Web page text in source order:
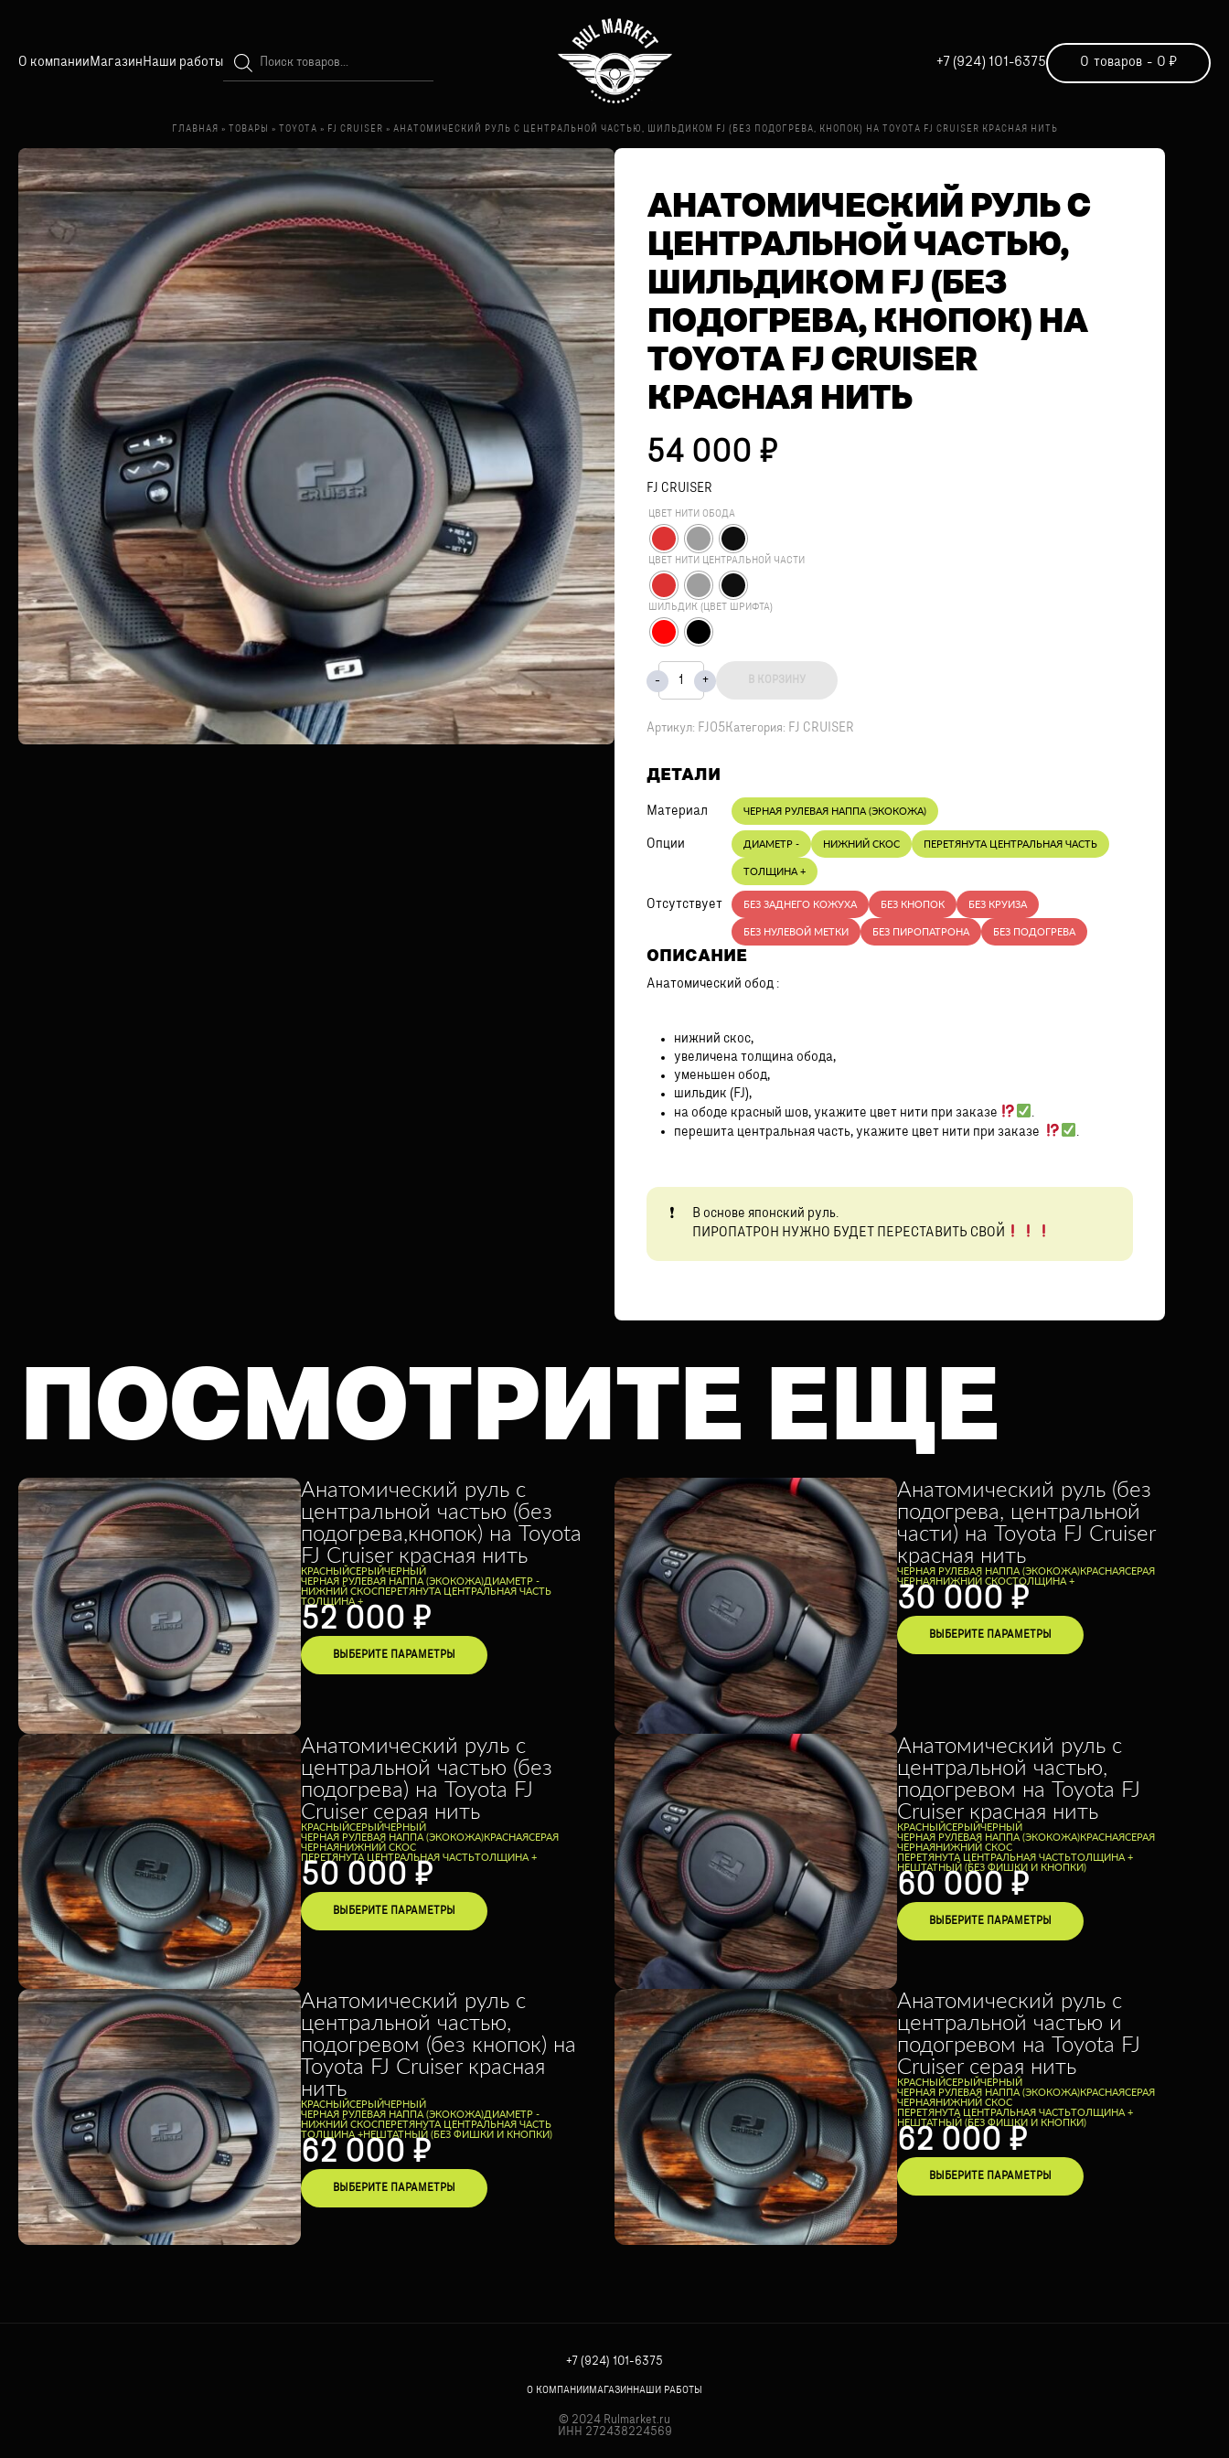
О компанииМагазинНаши работытоваров
+7 (924) 101-6375 0 товаров - 0 ₽
ГЛАВНАЯ » ТОВАРЫ » TOYOTA » FJ CRUISER » АНАТОМИЧЕСКИЙ РУЛЬ С ЦЕНТРАЛЬНОЙ ЧАСТЬЮ, ШИЛЬДИКОМ FJ (БЕЗ ПОДОГРЕВА, КНОПОК) НА TOYOTA FJ CRUISER КРАСНАЯ НИТЬ
АНАТОМИЧЕСКИЙ РУЛЬ С
ЦЕНТРАЛЬНОЙ ЧАСТЬЮ,
ШИЛЬДИКОМ FJ (БЕЗ
ПОДОГРЕВА, КНОПОК) НА
TOYOTA FJ CRUISER
КРАСНАЯ НИТЬ
54 000 ₽
FJ CRUISER
ЦВЕТ НИТИ ОБОДА
ЦВЕТ НИТИ ЦЕНТРАЛЬНОЙ ЧАСТИ
ШИЛЬДИК (ЦВЕТ ШРИФТА)
В КОРЗИНУ
Артикул: FJ05Категория: FJ CRUISER
ОПИСАНИЕ
Анатомический обод :
нижний скос,
увеличена толщина обода,
уменьшен обод,
шильдик (FJ),
на ободе красный шов, укажите цвет нити при заказе
.
перешита центральная часть, укажите цвет нити при заказе
.
В основе японский руль.
ПИРОПАТРОН НУЖНО БУДЕТ ПЕРЕСТАВИТЬ СВОЙ
ДЕТАЛИ
Материал ЧЕРНАЯ РУЛЕВАЯ НАППА (ЭКОКОЖА)
Опции ДИАМЕТР - НИЖНИЙ СКОС ПЕРЕТЯНУТА ЦЕНТРАЛЬНАЯ ЧАСТЬ
ТОЛЩИНА +
Отсутствует БЕЗ ЗАДНЕГО КОЖУХА БЕЗ КНОПОК БЕЗ КРУИЗА
БЕЗ НУЛЕВОЙ МЕТКИ БЕЗ ПИРОПАТРОНА БЕЗ ПОДОГРЕВА
ПОСМОТРИТЕ ЕЩЕ
Анатомический руль с
центральной частью (без
подогрева,кнопок) на Toyota
FJ Cruiser красная нить
КРАСНЫЙСЕРЫЙЧЕРНЫЙ
ЧЕРНАЯ РУЛЕВАЯ НАППА (ЭКОКОЖА)ДИАМЕТР -
НИЖНИЙ СКОСПЕРЕТЯНУТА ЦЕНТРАЛЬНАЯ ЧАСТЬ
ТОЛЩИНА +
52 000 ₽
ВЫБЕРИТЕ ПАРАМЕТРЫ
Анатомический руль (без
подогрева, центральной
части) на Toyota FJ Cruiser
красная нить
ЧЕРНАЯ РУЛЕВАЯ НАППА (ЭКОКОЖА)КРАСНАЯСЕРАЯ
ЧЕРНАЯНИЖНИЙ СКОСТОЛЩИНА +
30 000 ₽
ВЫБЕРИТЕ ПАРАМЕТРЫ
Анатомический руль с
центральной частью (без
подогрева) на Toyota FJ
Cruiser серая нить
КРАСНЫЙСЕРЫЙЧЕРНЫЙ
ЧЕРНАЯ РУЛЕВАЯ НАППА (ЭКОКОЖА)КРАСНАЯСЕРАЯ
ЧЕРНАЯНИЖНИЙ СКОС
ПЕРЕТЯНУТА ЦЕНТРАЛЬНАЯ ЧАСТЬТОЛЩИНА +
50 000 ₽
ВЫБЕРИТЕ ПАРАМЕТРЫ
Анатомический руль с
центральной частью,
подогревом на Toyota FJ
Cruiser красная нить
КРАСНЫЙСЕРЫЙЧЕРНЫЙ
ЧЕРНАЯ РУЛЕВАЯ НАППА (ЭКОКОЖА)КРАСНАЯСЕРАЯ
ЧЕРНАЯНИЖНИЙ СКОС
ПЕРЕТЯНУТА ЦЕНТРАЛЬНАЯ ЧАСТЬТОЛЩИНА +
НЕШТАТНЫЙ (БЕЗ ФИШКИ И КНОПКИ)
60 000 ₽
ВЫБЕРИТЕ ПАРАМЕТРЫ
Анатомический руль с
центральной частью,
подогревом (без кнопок) на
Toyota FJ Cruiser красная
нить
КРАСНЫЙСЕРЫЙЧЕРНЫЙ
ЧЕРНАЯ РУЛЕВАЯ НАППА (ЭКОКОЖА)ДИАМЕТР -
НИЖНИЙ СКОСПЕРЕТЯНУТА ЦЕНТРАЛЬНАЯ ЧАСТЬ
ТОЛЩИНА +НЕШТАТНЫЙ (БЕЗ ФИШКИ И КНОПКИ)
62 000 ₽
ВЫБЕРИТЕ ПАРАМЕТРЫ
Анатомический руль с
центральной частью и
подогревом на Toyota FJ
Cruiser серая нить
КРАСНЫЙСЕРЫЙЧЕРНЫЙ
ЧЕРНАЯ РУЛЕВАЯ НАППА (ЭКОКОЖА)КРАСНАЯСЕРАЯ
ЧЕРНАЯНИЖНИЙ СКОС
ПЕРЕТЯНУТА ЦЕНТРАЛЬНАЯ ЧАСТЬТОЛЩИНА +
НЕШТАТНЫЙ (БЕЗ ФИШКИ И КНОПКИ)
62 000 ₽
ВЫБЕРИТЕ ПАРАМЕТРЫ
+7 (924) 101-6375
О КОМПАНИИ МАГАЗИН НАШИ РАБОТЫ
© 2024 Rulmarket.ru
ИНН 272438224569